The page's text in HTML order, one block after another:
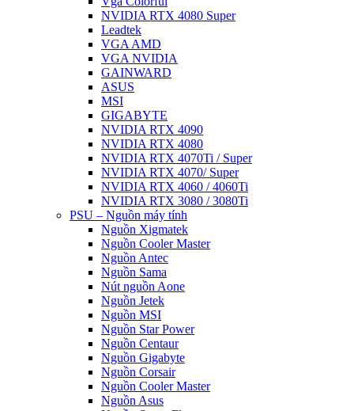
NVIDIA RTX 4080 Super
Leadtek
VGA AMD
VGA NVIDIA
GAINWARD
ASUS
MSI
GIGABYTE
NVIDIA RTX 4090
NVIDIA RTX 4080
NVIDIA RTX 4070Ti / Super
NVIDIA RTX 4070/ Super
NVIDIA RTX 4060 / 4060Ti
NVIDIA RTX 3080 / 3080Ti
PSU – Nguồn máy tính
Nguồn Xigmatek
Nguồn Cooler Master
Nguồn Antec
Nguồn Sama
Nút nguồn Aone
Nguồn Jetek
Nguồn MSI
Nguồn Star Power
Nguồn Centaur
Nguồn Gigabyte
Nguồn Corsair
Nguồn Cooler Master
Nguồn Asus